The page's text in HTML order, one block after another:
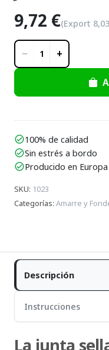
9,72 €(Export
− 1 +
check_circle100% de calidad
check_circleSin estrés a bordo
check_circleProducido en Europa
SKU: 1023
Categorías: Amarre y
Descripción
Instrucciones
La junta